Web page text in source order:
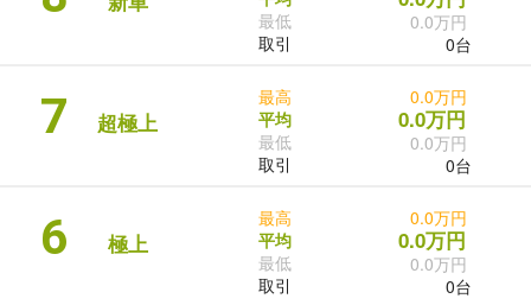
最低
取引
0.0万円
0台
7 超極上
最高
平均
最低
取引
0.0万円
0.0万円
0.0万円
0台
6 極上
最高
平均
最低
取引
0.0万円
0.0万円
0.0万円
0台